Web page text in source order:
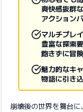
爽快感抜群な
アクション
マルチプレ
豊富な探索
飽きずに冒
魅力的なキ
物語に引き
崩壊後の世界を舞台に、